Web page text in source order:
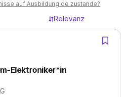
auf Ausbildung.de zustande?
Relevanz
Elektroniker*in